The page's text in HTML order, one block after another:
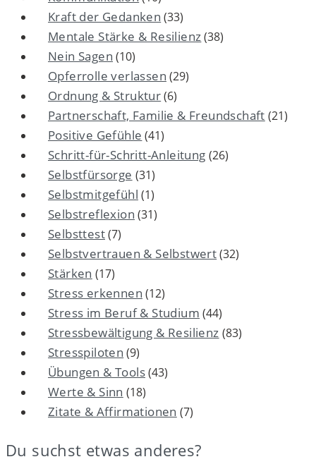
Kraft der Gedanken (33)
Mentale Stärke & Resilienz(38)
Nein Sagen (10)
Opferrolle verlassen (29)
Ordnung & Struktur(6)
Partnerschaft, Familie & Freundschaft (21)
Positive Gefühle (41)
Schritt-für-Schritt-Anleitung (26)
Selbstfürsorge (31)
Selbstmitgefühl (1)
Selbstreflexion (31)
Selbsttest(7)
Selbstvertrauen & Selbstwert(32)
Stärken (17)
Stress erkennen (12)
Stress im Beruf & Studium (44)
Stressbewältigung & Resilienz (83)
Stresspiloten (9)
Übungen & Tools(43)
Werte & Sinn (18)
Zitate & Affirmationen (7)
Du suchst etwas anderes?